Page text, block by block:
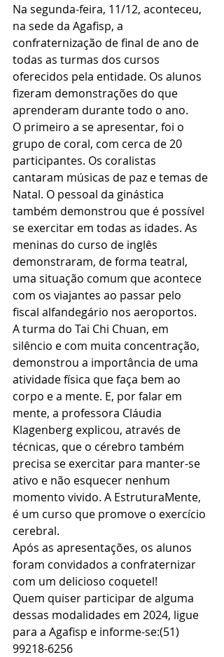
Na segunda-feira, 11/12, aconteceu,
na sede da Agafisp, a
confraternização de final de ano de
todas as turmas dos cursos
oferecidos pela entidade. Os alunos
fizeram demonstrações do que
aprenderam durante todo o ano.
O primeiro a se apresentar, foi o
grupo de coral, com cerca de 20
participantes. Os coralistas
cantaram músicas de paz e temas de
Natal. O pessoal da ginástica
também demonstrou que é possível
se exercitar em todas as idades. As
meninas do curso de inglês
demonstraram, de forma teatral,
uma situação comum que acontece
com os viajantes ao passar pelo
fiscal alfandegário nos aeroportos.
A turma do Tai Chi Chuan, em
silêncio e com muita concentração,
demonstrou a importância de uma
atividade física que faça bem ao
corpo e a mente. E, por falar em
mente, a professora Cláudia
Klagenberg explicou, através de
técnicas, que o cérebro também
precisa se exercitar para manter-se
ativo e não esquecer nenhum
momento vivido. A EstruturaMente,
é um curso que promove o exercício
cerebral.
Após as apresentações, os alunos
foram convidados a confraternizar
com um delicioso coquetel!
Quem quiser participar de alguma
dessas modalidades em 2024, ligue
para a Agafisp e informe-se:(51)
99218-6256